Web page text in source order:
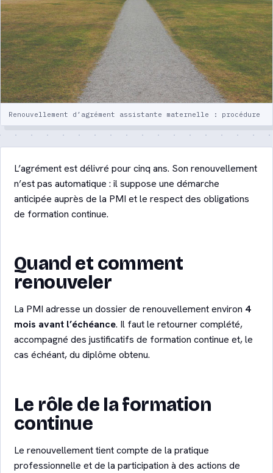
votre enfant
Crèche ou assistante maternelle :
comparatif détaillé
Quiz : quel mode de garde ?
Lexique de la garde d’enfants
Contact
Être recontacté
Renouvellement d’agrément assistante maternelle : procédure
L’agrément est délivré pour cinq ans. Son renouvellement
n’est pas automatique : il suppose une démarche
anticipée auprès de la PMI et le respect des obligations
de formation continue.
Quand et comment
renouveler
La PMI adresse un dossier de renouvellement environ 4
mois avant l’échéance. Il faut le retourner complété,
accompagné des justificatifs de formation continue et, le
cas échéant, du diplôme obtenu.
Le rôle de la formation
continue
Le renouvellement tient compte de la pratique
professionnelle et de la participation à des actions de